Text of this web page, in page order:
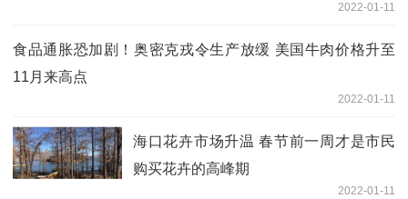
2022-01-11
食品通胀恐加剧！奥密克戎令生产放缓 美国牛肉价格升至
11月来高点
2022-01-11
海口花卉市场升温 春节前一周才是市民
购买花卉的高峰期
2022-01-11